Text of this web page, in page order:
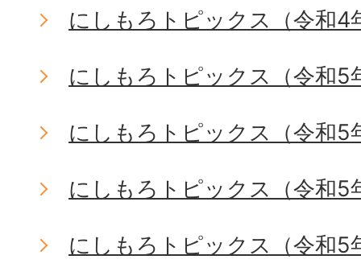
にしもろトピックス（令和4
にしもろトピックス（令和5
にしもろトピックス（令和5
にしもろトピックス（令和5
にしもろトピックス（令和5